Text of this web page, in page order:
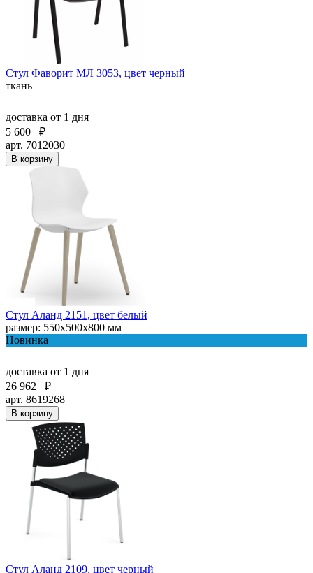
Стул Фаворит МЛ 3053, цвет черный
ткань
доставка от 1 дня
5 600
₽
арт. 7012030
В корзину
Стул Аланд 2151, цвет белый
размер: 550x500x800 мм
Новинка
доставка от 1 дня
26 962
₽
арт. 8619268
В корзину
Стул Аланд 2109, цвет черный